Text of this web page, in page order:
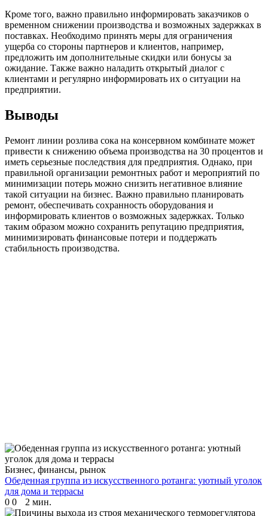
Кроме того, важно правильно информировать заказчиков о
временном снижении производства и возможных задержках в
поставках. Необходимо принять меры для ограничения
ущерба со стороны партнеров и клиентов, например,
предложить им дополнительные скидки или бонусы за
ожидание. Также важно наладить открытый диалог с
клиентами и регулярно информировать их о ситуации на
предприятии.
Выводы
Ремонт линии розлива сока на консервном комбинате может
привести к снижению объема производства на 30 процентов и
иметь серьезные последствия для предприятия. Однако, при
правильной организации ремонтных работ и мероприятий по
минимизации потерь можно снизить негативное влияние
такой ситуации на бизнес. Важно правильно планировать
ремонт, обеспечивать сохранность оборудования и
информировать клиентов о возможных задержках. Только
таким образом можно сохранить репутацию предприятия,
минимизировать финансовые потери и поддержать
стабильность производства.
Бизнес, финансы, рынок
Обеденная группа из искусственного ротанга: уютный уголок
для дома и террасы
0 0 2 мин.